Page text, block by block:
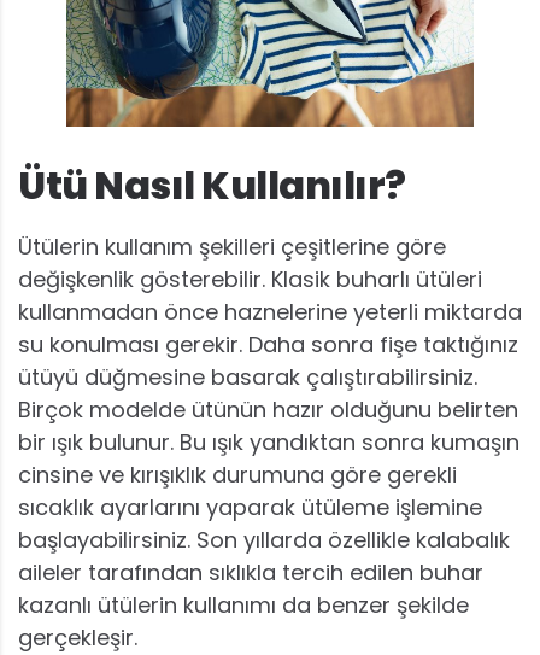
Ütü Nasıl Kullanılır?
Ütülerin kullanım şekilleri çeşitlerine göre
değişkenlik gösterebilir. Klasik buharlı ütüleri
kullanmadan önce haznelerine yeterli miktarda
su konulması gerekir. Daha sonra fişe taktığınız
ütüyü düğmesine basarak çalıştırabilirsiniz.
Birçok modelde ütünün hazır olduğunu belirten
bir ışık bulunur. Bu ışık yandıktan sonra kumaşın
cinsine ve kırışıklık durumuna göre gerekli
sıcaklık ayarlarını yaparak ütüleme işlemine
başlayabilirsiniz. Son yıllarda özellikle kalabalık
aileler tarafından sıklıkla tercih edilen buhar
kazanlı ütülerin kullanımı da benzer şekilde
gerçekleşir.